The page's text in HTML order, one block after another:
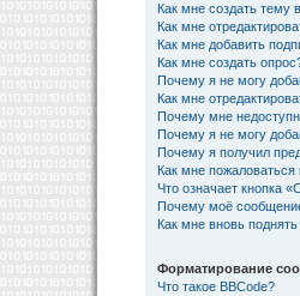
Как мне создать тему
Как мне
Как мне добавить
Как мне создать
Почему я не могу
Как мне
Почему мне
Почему я не могу
Почему я получил
Как мне
Что означает кнопка
Почему моё
Как мне вновь
Форматирование
Что такое BBCode?